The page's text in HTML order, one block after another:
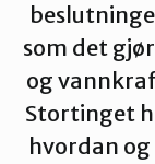
Sør-
Tromsø
som det
og
Stortinget
hvordan